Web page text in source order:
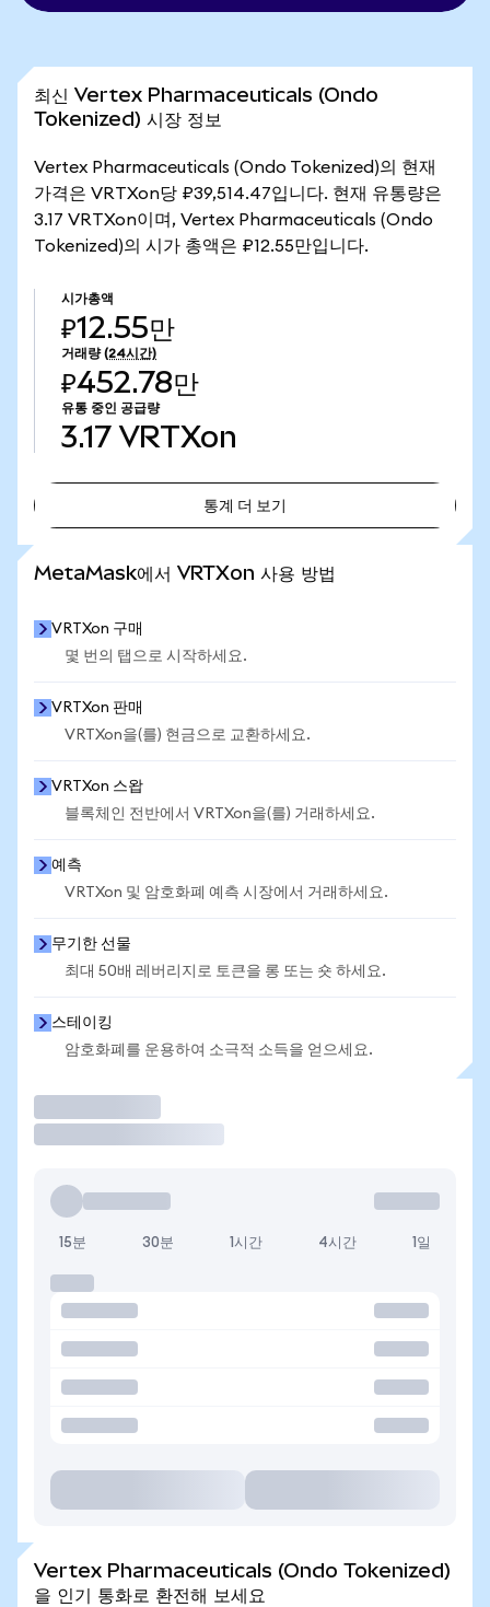
최신 Vertex Pharmaceuticals (Ondo
Tokenized) 시장 정보
Vertex Pharmaceuticals (Ondo Tokenized)의 현재
가격은 VRTXon당 ₽39,514.47입니다. 현재 유통량은
3.17 VRTXon이며, Vertex Pharmaceuticals (Ondo
Tokenized)의 시가 총액은 ₽12.55만입니다.
시가총액
₽12.55만
거래량 (24시간)
₽452.78만
유통 중인 공급량
3.17 VRTXon
통계 더 보기
MetaMask에서 VRTXon 사용 방법
VRTXon 구매
몇 번의 탭으로 시작하세요.
VRTXon 판매
VRTXon을(를) 현금으로 교환하세요.
VRTXon 스왑
블록체인 전반에서 VRTXon을(를) 거래하세요.
예측
VRTXon 및 암호화폐 예측 시장에서 거래하세요.
무기한 선물
최대 50배 레버리지로 토큰을 롱 또는 숏 하세요.
스테이킹
암호화폐를 운용하여 소극적 소득을 얻으세요.
15분 30분 1시간 4시간 1일
Vertex Pharmaceuticals (Ondo Tokenized)
을 인기 통화로 환전해 보세요